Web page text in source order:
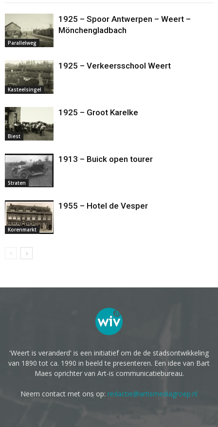
Parallelweg
1925 – Spoor Antwerpen – Weert –
Mönchengladbach
Kasteelsingel
1925 – Verkeersschool Weert
Biest
1925 – Groot Karelke
Straten
1913 – Buick open tourer
Korenmarkt
1955 – Hotel de Vesper
'Weert is veranderd' is een initiatief om de de stadsontwikkeling
van 1890 tot ca. 1990 in beeld te presenteren. Een idee van Bart
Maes oprichter van Art-is communicatiebureau.
Neem contact met ons op: redactie@artismediagroep.nl